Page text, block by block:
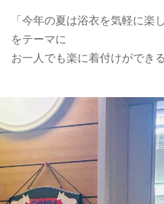
「今年の夏は浴衣を気軽に楽
をテーマに
お一人でも楽に着付けができ